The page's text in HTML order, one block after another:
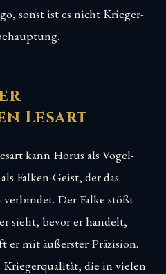
sonst ist es nicht Krieger-
Lesart
kann Horus als Vogel-
Falken-Geist, der das
Der Falke stößt
sieht, bevor er handelt,
mit äußerster Präzision.
Kriegerqualität, die in vielen